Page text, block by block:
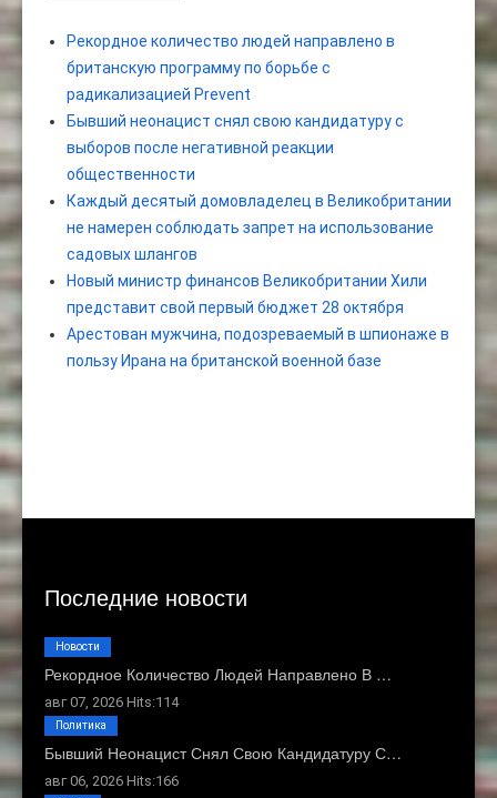
Рекордное количество людей направлено в
британскую программу по борьбе с
радикализацией Prevent
Бывший неонацист снял свою кандидатуру с
выборов после негативной реакции
общественности
Каждый десятый домовладелец в Великобритании
не намерен соблюдать запрет на использование
садовых шлангов
Новый министр финансов Великобритании Хили
представит свой первый бюджет 28 октября
Арестован мужчина, подозреваемый в шпионаже в
пользу Ирана на британской военной базе
Последние новости
Рекордное Количество Людей Направлено В …
авг 07, 2026 Hits:114
Новости
Бывший Неонацист Снял Свою Кандидатуру С…
авг 06, 2026 Hits:166
Политика